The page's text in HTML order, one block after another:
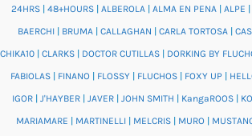
24HRS | 48+HOURS | ALBEROLA | ALMA EN PENA | ALPE |
BAERCHI| BRUMA| CALLAGHAN | CARLA TORTOSA|
CHIKA10 | CLARKS | DOCTOR CUTILLAS | DORKING BY
FABIOLAS | FINANO | FLOSSY | FLUCHOS | FOXY UP |
IGOR | J'HAYBER | JAVER | JOHN SMITH | KangaROOS |
MARIAMARE | MARTINELLI | MELCRIS | MURO |